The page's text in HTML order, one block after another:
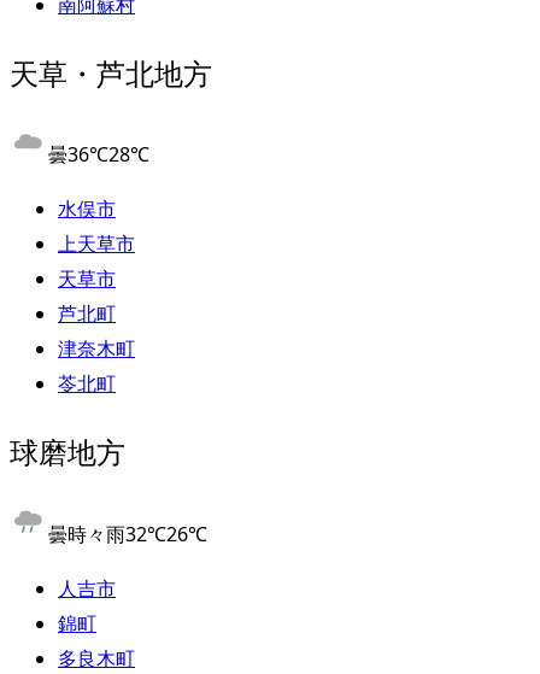
天草・芦北地方
曇36℃28℃
水俣市
上天草市
天草市
芦北町
津奈木町
苓北町
球磨地方
曇時々雨32℃26℃
人吉市
錦町
多良木町